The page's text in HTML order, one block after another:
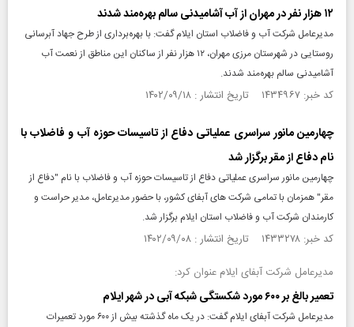
۱۲ هزار نفر در مهران از آب آشامیدنی سالم بهره‌مند شدند
مدیرعامل شرکت آب و فاضلاب استان ایلام گفت: با بهره‌برداری از طرح جهاد آبرسانی
روستایی در شهرستان مرزی مهران، ۱۲ هزار نفر از ساکنان این مناطق از نعمت آب
آشامیدنی سالم بهره‌مند شدند.
کد خبر: ۱۴۳۴۹۶۷ تاریخ انتشار : ۱۴۰۲/۰۹/۱۸
چهارمین مانور سراسری عملیاتی دفاع از تاسیسات حوزه آب و فاضلاب با
نام دفاع از مقر برگزار شد
چهارمین مانور سراسری عملیاتی دفاع از تاسیسات حوزه آب و فاضلاب با نام "دفاع از
مقر" همزمان با تمامی شرکت های آبفای کشور، با حضور مدیرعامل، مدیر حراست و
کارمندان شرکت آب و فاضلاب استان ایلام برگزار شد.
کد خبر: ۱۴۳۳۲۷۸ تاریخ انتشار : ۱۴۰۲/۰۹/۰۸
مدیرعامل شرکت آبفای ایلام عنوان کرد:
تعمیر بالغ بر ۶۰۰ مورد شکستگی شبکه آبی در شهر ایلام
مدیرعامل شرکت آبفای ایلام گفت: در یک ماه گذشته بیش از ۶۰۰ مورد تعمیرات